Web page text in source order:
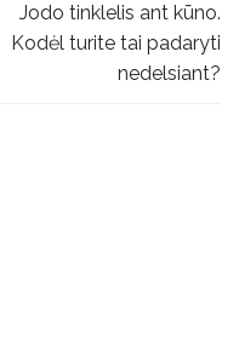
Jodo tinklelis ant kūno.
Kodėl turite tai padaryti
nedelsiant?